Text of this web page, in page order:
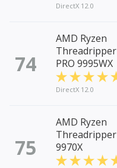
DirectX 12.0
74
AMD Ryzen
Threadripper
PRO 9995WX
DirectX 12.0
75
AMD Ryzen
Threadripper
9970X